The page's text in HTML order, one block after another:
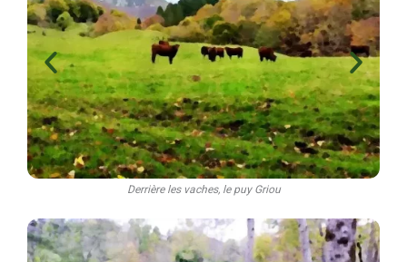
Derrière les vaches, le puy Griou